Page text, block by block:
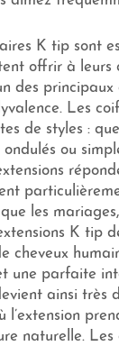
K tip sont
offrir à leurs
des principaux
Les
de styles :
ou
les
K tip
cheveux
une parfaite
ainsi très
l’extension
naturelle. Les